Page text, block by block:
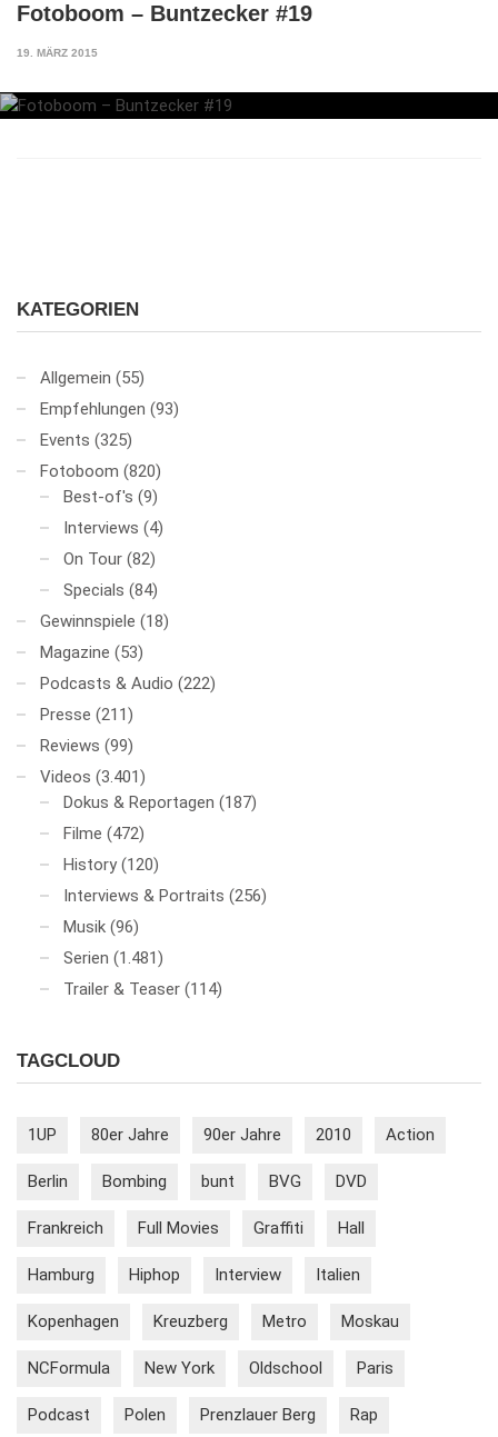
Fotoboom – Buntzecker #19
19. MÄRZ 2015
KATEGORIEN
Allgemein (55)
Empfehlungen (93)
Events (325)
Fotoboom (820)
Best-of's (9)
Interviews (4)
On Tour (82)
Specials (84)
Gewinnspiele (18)
Magazine (53)
Podcasts & Audio (222)
Presse (211)
Reviews (99)
Videos (3.401)
Dokus & Reportagen (187)
Filme (472)
History (120)
Interviews & Portraits (256)
Musik (96)
Serien (1.481)
Trailer & Teaser (114)
TAGCLOUD
1UP 80er Jahre 90er Jahre 2010 Action
Berlin Bombing bunt BVG DVD
Frankreich Full Movies Graffiti Hall
Hamburg Hiphop Interview Italien
Kopenhagen Kreuzberg Metro Moskau
NCFormula New York Oldschool Paris
Podcast Polen Prenzlauer Berg Rap